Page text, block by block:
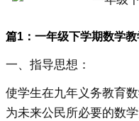
篇1：一年级下学期数学教
一、指导思想：
使学生在九年义务教育
为未来公民所必要的数